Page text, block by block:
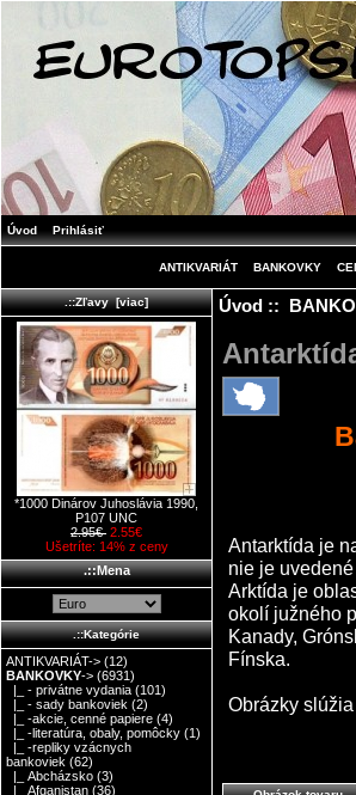
Úvod Prihlásiť
ANTIKVARIÁT BANKOVKY
.::Zľavy [viac]
*1000 Dinárov Juhoslávia 1990,
P107 UNC
2.95€ 2.55€
Ušetríte: 14% z ceny
.::Mena
.::Kategórie
ANTIKVARIÁT-> (12)
BANKOVKY-> (6931)
|_ - privátne vydania (101)
|_ - sady bankoviek (2)
|_ -akcie, cenné papiere (4)
|_ -literatúra, obaly, pomôcky (1)
|_ -repliky vzácnych
bankoviek (62)
|_ Abcházsko (3)
|_ Afganistan (36)
Úvod::
Antarktída je
nie je
Arktída je
okolí južného
Kanady,
Fínska.
Obrázky